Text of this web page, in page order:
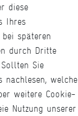
diese
Ihres
späteren
durch Dritte
Sie
nachlesen, welche
weitere Cookie-
Nutzung unserer